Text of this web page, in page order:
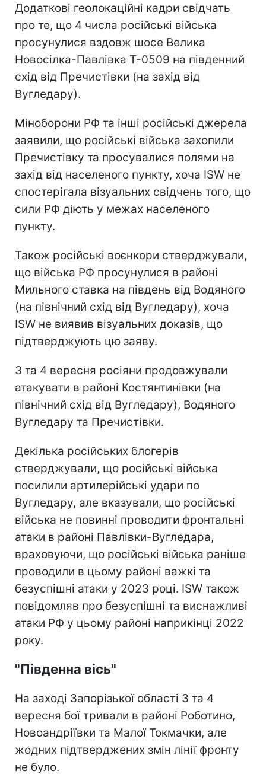
Додаткові геолокаційні кадри свідчать
про те, що 4 числа російські війська
просунулися вздовж шосе Велика
Новосілка-Павлівка Т-0509 на південний
схід від Пречистівки (на захід від
Вугледару).
Міноборони РФ та інші російські джерела
заявили, що російські війська захопили
Пречистівку та просувалися полями на
захід від населеного пункту, хоча ISW не
спостерігала візуальних свідчень того, що
сили РФ діють у межах населеного
пункту.
Також російські воєнкори стверджували,
що війська РФ просунулися в районі
Мильного ставка на південь від Водяного
(на північний схід від Вугледару), хоча
ISW не виявив візуальних доказів, що
підтверджують цю заяву.
3 та 4 вересня росіяни продовжували
атакувати в районі Костянтинівки (на
північний схід від Вугледару), Водяного
Вугледару та Пречистівки.
Декілька російських блогерів
стверджували, що російські війська
посилили артилерійські удари по
Вугледару, але вказували, що російські
війська не повинні проводити фронтальні
атаки в районі Павлівки-Вугледара,
враховуючи, що російські війська раніше
проводили в цьому районі важкі та
безуспішні атаки у 2023 році. ISW також
повідомляв про безуспішні та виснажливі
атаки РФ у цьому районі наприкінці 2022
року.
"Південна вісь"
На заході Запорізької області 3 та 4
вересня бої тривали в районі Роботино,
Новоандріївки та Малої Токмачки, але
жодних підтверджених змін лінії фронту
не було.